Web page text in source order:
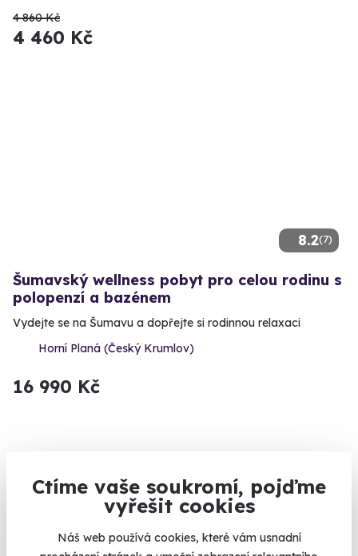
Ctíme vaše soukromí, pojďme
vyřešit cookies
Náš web používá cookies, které vám usnadní
4 860 Kč
4 460 Kč
8.2(7)
Šumavský wellness pobyt pro celou rodinu s
polopenzí a bazénem
Vydejte se na Šumavu a dopřejte si rodinnou relaxaci
Horní Planá (Český Krumlov)
16 990 Kč